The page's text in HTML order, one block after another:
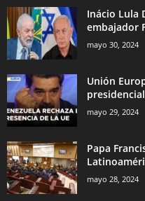
Inácio Lula
embajador
mayo 30, 2024
Unión
mayo 29, 2024
Papa
mayo 28, 2024